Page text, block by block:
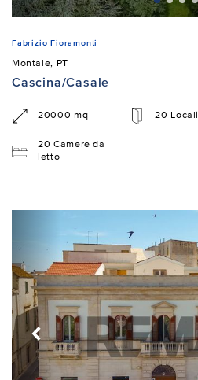
Fabrizio Fioramonti
Montale, PT
Cascina/Casale
20000 mq 20 Locali
20 Camere da
letto